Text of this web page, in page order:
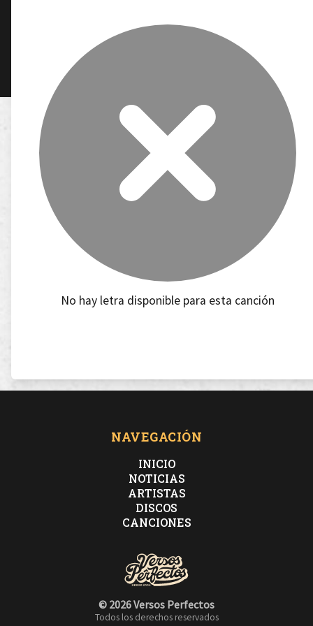
No hay letra disponible para esta canción
NAVEGACIÓN
INICIO
NOTICIAS
ARTISTAS
DISCOS
CANCIONES
© 2026 Versos Perfectos
Todos los derechos reservados